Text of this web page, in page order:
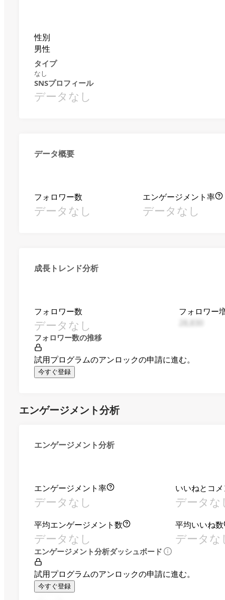
性別
男性
タイプ
なし
SNSプロフィール
データなし
データ概要
フォロワー数
データなし
エンゲージメント率
データなし
成長トレンド分析
フォロワー数
データなし
フォロワー
フォロワー数の推移
試用プログラムのアンロックの申請に進む。
今すぐ登録
エンゲージメント分析
エンゲージメント分析
エンゲージメント率
データなし
いいねとコ
データな
平均エンゲージメント数
データなし
平均いいね数
データな
エンゲージメント分析ダッシュボード
試用プログラムのアンロックの申請に進む。
今すぐ登録